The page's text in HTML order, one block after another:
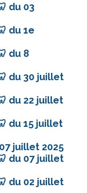
du 03
du 1e
du 8
du 30 juillet
du 22 juillet
du 15 juillet
juillet 2025
du 07 juillet
du 02 juillet